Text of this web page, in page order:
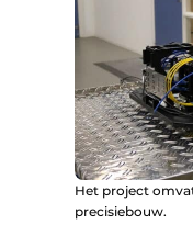
Het project
precisiebouw.